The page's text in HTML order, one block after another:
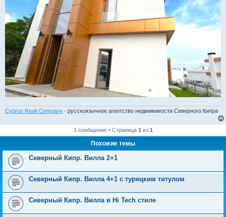
Cyprus Realt Company - русскоязычное агентство недвижимости Северного Кипра
1 сообщение • Страница 1 из 1
Похожие темы
Северный Кипр. Вилла 2+1
Северный Кипр. Вилла 4+1 с турецким титулом
Северный Кипр. Вилла в Hi Tech стиле